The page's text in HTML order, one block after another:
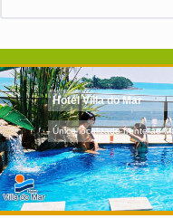
Hotel Villa do Mar
Único localizado frente ao